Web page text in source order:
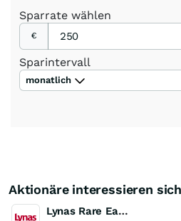
Sparrate wählen
€
Sparintervall
monatlich
Aktionäre interessieren
Lynas Rare Earths